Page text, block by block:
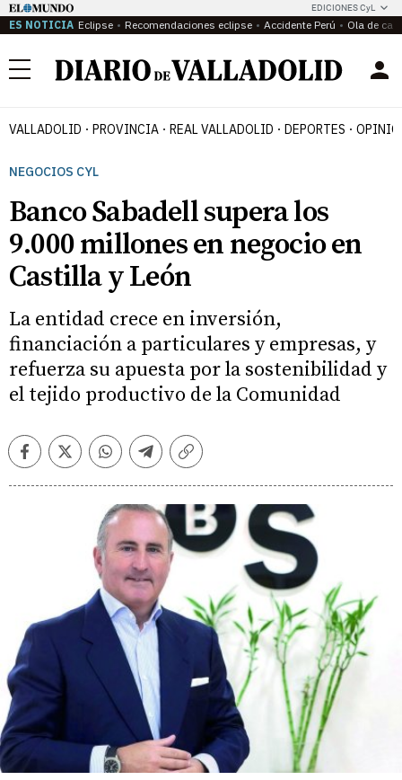
EDICIONES CyL
ES NOTICIA Eclipse Recomendaciones eclipse Accidente Perú Ola de
Menú
VALLADOLID PROVINCIA REAL VALLADOLID DEPORTES
NEGOCIOS CYL
Banco Sabadell supera los
9.000 millones en negocio en
Castilla y León
La entidad crece en inversión,
financiación a particulares y empresas, y
refuerza su apuesta por la sostenibilidad y
el tejido productivo de la Comunidad
FacebookTwitterWhatsappTelegramCopiar